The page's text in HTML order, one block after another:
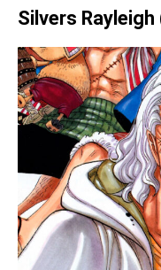
Silvers Rayleigh